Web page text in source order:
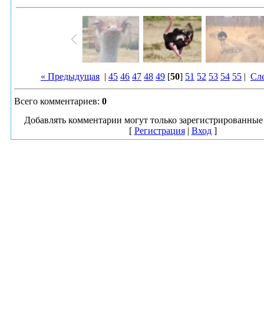
« Предыдущая | 45 46 47 48 49 [50] 51 52 53 54 55 |
Всего комментариев: 0
Добавлять комментарии могут только
[ Регистрация| Вход]